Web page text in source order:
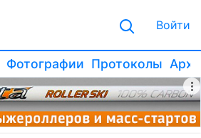
Войти
Фотографии Протоколы